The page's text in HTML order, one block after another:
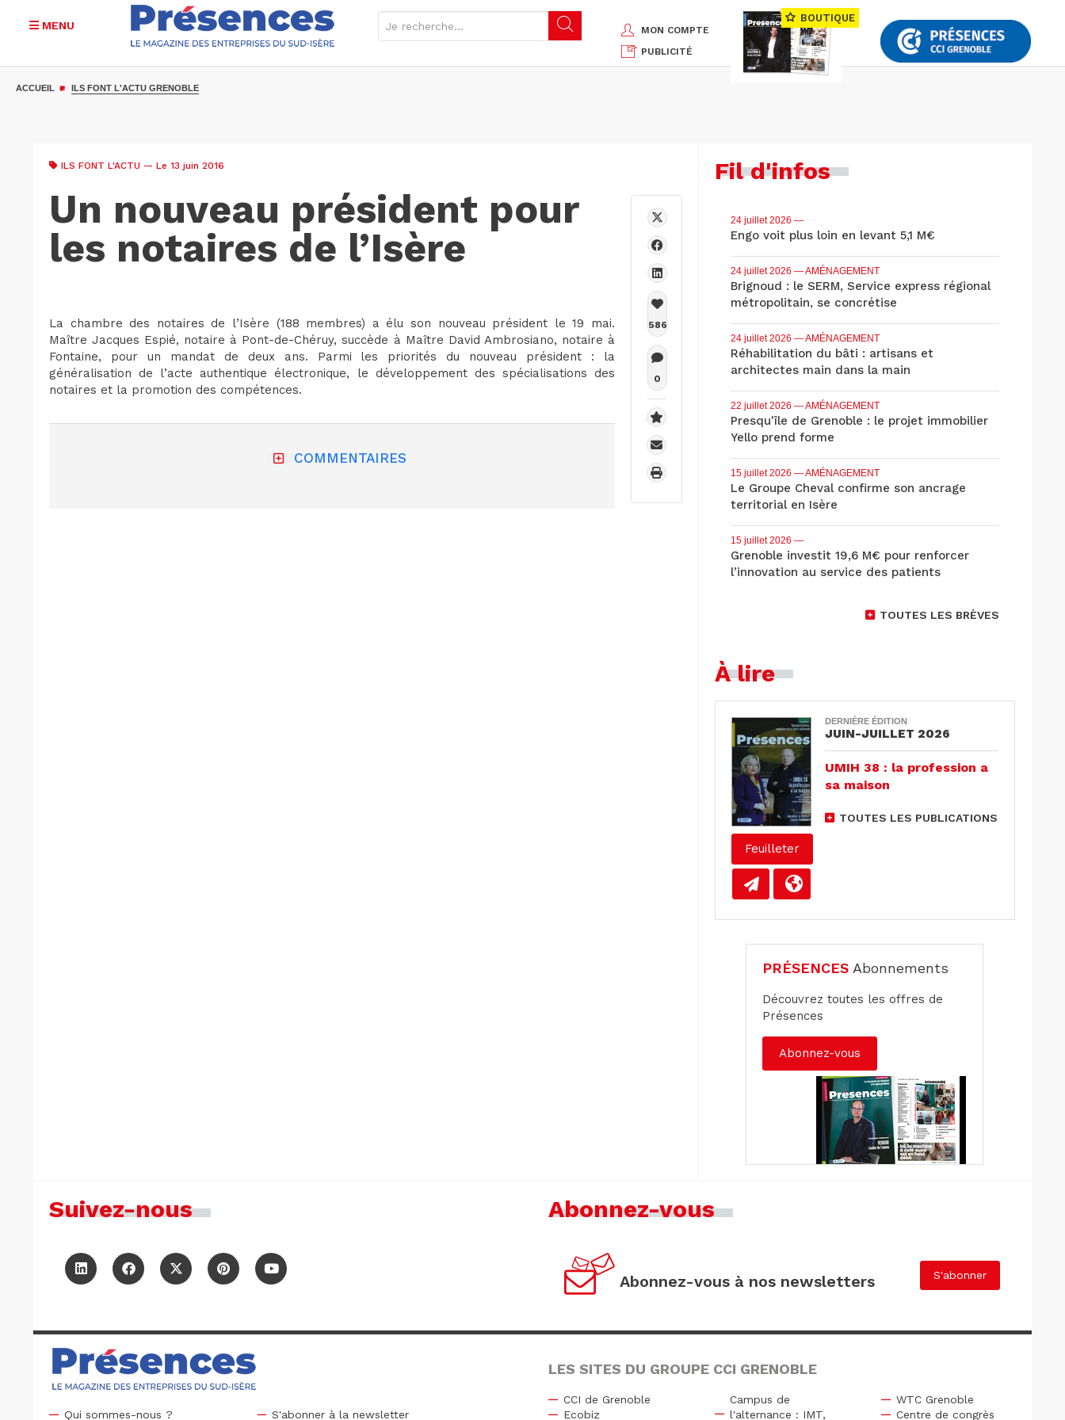
MENU
MON COMPTE
PUBLICITÉ
BOUTIQUE
ACCUEIL ILS FONT L'ACTU GRENOBLE
ILS FONT L'ACTU — Le 13 juin 2016
Un nouveau président pour
les notaires de l’Isère
La chambre des notaires de l’Isère (188 membres) a élu son nouveau président le 19 mai.
Maître Jacques Espié, notaire à Pont-de-Chéruy, succède à Maître David Ambrosiano, notaire à
Fontaine, pour un mandat de deux ans. Parmi les priorités du nouveau président : la
généralisation de l’acte authentique électronique, le développement des spécialisations des
notaires et la promotion des compétences.
COMMENTAIRES
586
0
Fil d'infos
24 juillet 2026 —
Engo voit plus loin en levant 5,1 M€
24 juillet 2026 — AMÉNAGEMENT
Brignoud : le SERM, Service express régional
métropolitain, se concrétise
24 juillet 2026 — AMÉNAGEMENT
Réhabilitation du bâti : artisans et
architectes main dans la main
22 juillet 2026 — AMÉNAGEMENT
Presqu'île de Grenoble : le projet immobilier
Yello prend forme
15 juillet 2026 — AMÉNAGEMENT
Le Groupe Cheval confirme son ancrage
territorial en Isère
15 juillet 2026 —
Grenoble investit 19,6 M€ pour renforcer
l’innovation au service des patients
TOUTES LES BRÈVES
À lire
Feuilleter
DERNIÈRE ÉDITION
JUIN-JUILLET 2026
UMIH 38 : la profession a
sa maison
TOUTES LES PUBLICATIONS
PRÉSENCES Abonnements
Découvrez toutes les offres de
Présences
Abonnez-vous
Suivez-nous Abonnez-vous
Abonnez-vous à nos newsletters S'abonner
Qui sommes-nous ? S'abonner à la newsletter
LES SITES DU GROUPE CCI GRENOBLE
CCI de Grenoble
Ecobiz
Campus de
l'alternance : IMT,
WTC Grenoble
Centre de congrès